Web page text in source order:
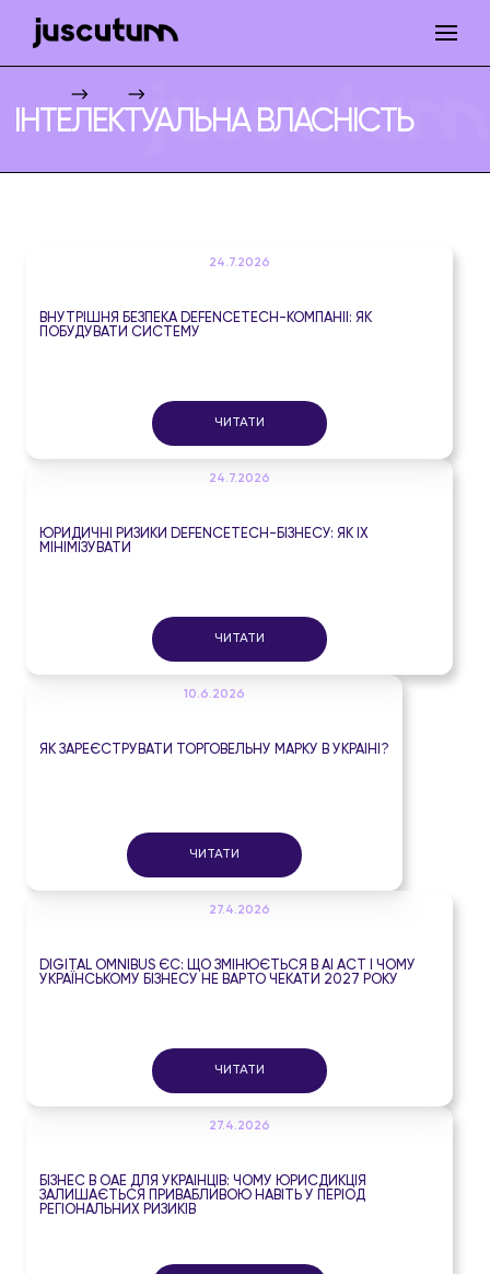
ІНТЕЛЕКТУАЛЬНА ВЛАСНІСТЬ
24.7.2026
ВНУТРІШНЯ БЕЗПЕКА DEFENCETECH-КОМПАНІЇ: ЯК
ПОБУДУВАТИ СИСТЕМУ
ЧИТАТИ
24.7.2026
ЮРИДИЧНІ РИЗИКИ DEFENCETECH-БІЗНЕСУ: ЯК ЇХ
МІНІМІЗУВАТИ
ЧИТАТИ
10.6.2026
ЯК ЗАРЕЄСТРУВАТИ ТОРГОВЕЛЬНУ МАРКУ В УКРАЇНІ?
ЧИТАТИ
27.4.2026
DIGITAL OMNIBUS ЄС: ЩО ЗМІНЮЄТЬСЯ В AI ACT І ЧОМУ
УКРАЇНСЬКОМУ БІЗНЕСУ НЕ ВАРТО ЧЕКАТИ 2027 РОКУ
ЧИТАТИ
27.4.2026
БІЗНЕС В ОАЕ ДЛЯ УКРАЇНЦІВ: ЧОМУ ЮРИСДИКЦІЯ
ЗАЛИШАЄТЬСЯ ПРИВАБЛИВОЮ НАВІТЬ У ПЕРІОД
РЕГІОНАЛЬНИХ РИЗИКІВ